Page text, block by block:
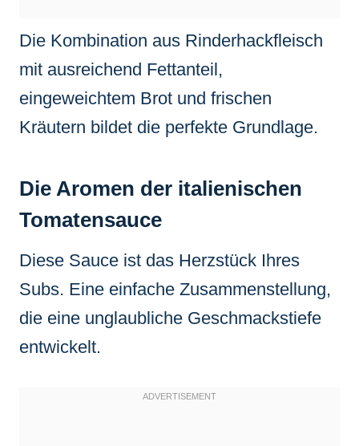
Die Kombination aus Rinderhackfleisch
mit ausreichend Fettanteil,
eingeweichtem Brot und frischen
Kräutern bildet die perfekte Grundlage.
Die Aromen der italienischen
Tomatensauce
Diese Sauce ist das Herzstück Ihres
Subs. Eine einfache Zusammenstellung,
die eine unglaubliche Geschmackstiefe
entwickelt.